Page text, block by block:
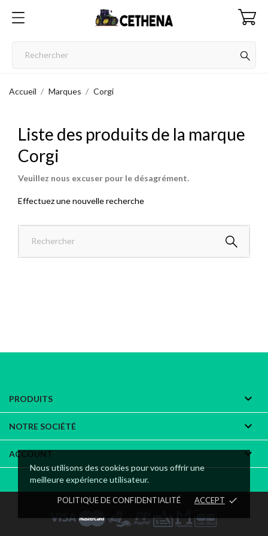
Nous utilisons des cookies pour vous offrir une
meilleure expérience utilisateur.
POLITIQUE DE CONFIDENTIALITÉ ACCEPT done
Accueil Marques Corgi
Liste des produits de la marque
Corgi
Veuillez nous excuser pour le désagrément.
Effectuez une nouvelle recherche
PRODUITS 
NOTRE SOCIÉTÉ 
ACCOUNT 